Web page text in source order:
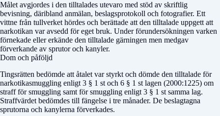
Målet avgjordes i den tilltalades utevaro med stöd av skriftlig
bevisning, däribland anmälan, beslagsprotokoll och fotografier. Ett
vittne från tullverket hördes och berättade att den tilltalade uppgett att
narkotikan var avsedd för eget bruk. Under förundersökningen varken
förnekade eller erkände den tilltalade gärningen men medgav
förverkande av sprutor och kanyler.
Dom och påföljd
Tingsrätten bedömde att åtalet var styrkt och dömde den tilltalade för
narkotikasmuggling enligt 3 § 1 st och 6 § 1 st lagen (2000:1225) om
straff för smuggling samt för smuggling enligt 3 § 1 st samma lag.
Straffvärdet bedömdes till fängelse i tre månader. De beslagtagna
sprutorna och kanylerna förverkades.